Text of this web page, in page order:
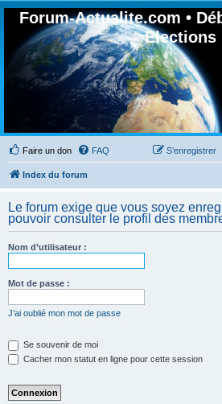
Forum-Actualite.com •
Elections
Faire un don FAQ S’enregistrer
Index du forum
Le forum exige que vous soyez
pouvoir consulter le profil des
Nom d’utilisateur :
Mot de passe :
J’ai oublié mon mot de passe
Se souvenir de moi
Cacher mon statut en ligne pour cette session